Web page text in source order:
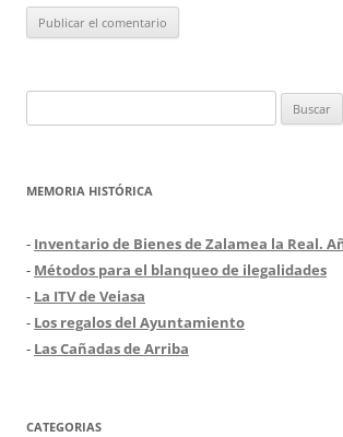
MEMORIA HISTÓRICA
- Inventario de Bienes de Zalamea la Real.
- Métodos para el blanqueo de ilegalidades
- La ITV de Veiasa
- Los regalos del Ayuntamiento
- Las Cañadas de Arriba
CATEGORIAS